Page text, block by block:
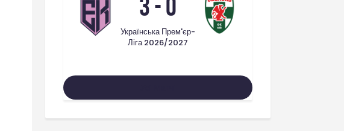
3-0
Українська Прем'єр-
Ліга 2026/2027